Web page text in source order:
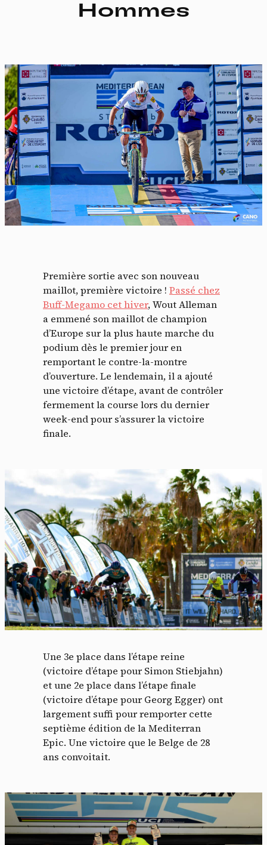
Hommes
Première sortie avec son nouveau
maillot, première victoire ! Passé chez
Buff-Megamo cet hiver, Wout Alleman
a emmené son maillot de champion
d’Europe sur la plus haute marche du
podium dès le premier jour en
remportant le contre-la-montre
d’ouverture. Le lendemain, il a ajouté
une victoire d’étape, avant de contrôler
fermement la course lors du dernier
week-end pour s’assurer la victoire
finale.
Une 3e place dans l’étape reine
(victoire d’étape pour Simon Stiebjahn)
et une 2e place dans l’étape finale
(victoire d’étape pour Georg Egger) ont
largement suffi pour remporter cette
septième édition de la Mediterran
Epic. Une victoire que le Belge de 28
ans convoitait.